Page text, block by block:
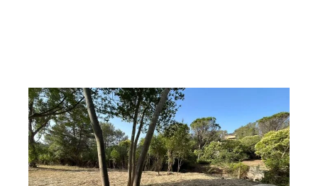
FREJUS 83
1298 m2
Ref : 3403
Terrain à vendre